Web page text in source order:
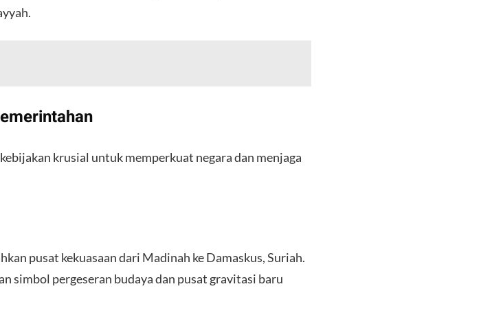
krusial untuk memperkuat negara dan menjaga
pusat kekuasaan dari Madinah ke Damaskus, Suriah.
simbol pergeseran budaya dan pusat gravitasi baru